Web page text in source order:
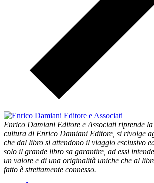
Enrico Damiani Editore e Associati riprende
cultura di Enrico Damiani Editore, si rivolge
che dal libro si attendono il viaggio esclusivo
solo il grande libro sa garantire, ad essi
un valore e di una originalità uniche che al
fatto è strettamente connesso.